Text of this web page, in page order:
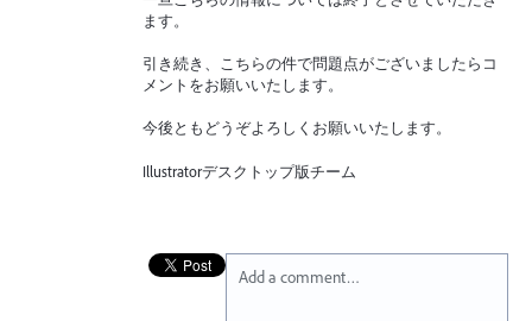
ます。
引き続き、こちらの件で問題点がございましたらコ
メントをお願いいたします。
今後ともどうぞよろしくお願いいたします。
Illustratorデスクトップ版チーム
Add a comment…